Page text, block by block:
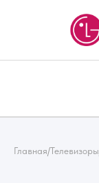
Главная/Телевизоры